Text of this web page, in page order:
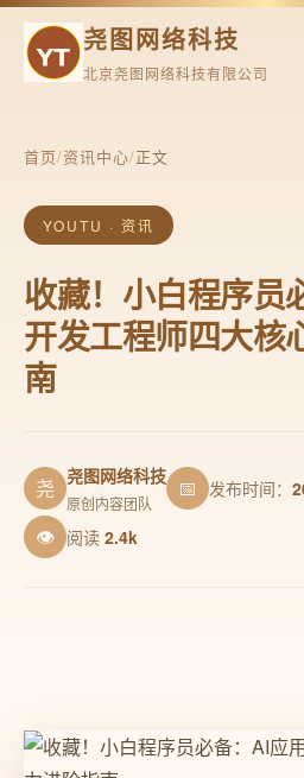
尧图网络科技
北京尧图网络科技有限公司
首页/资讯中心/正文
YOUTU · 资讯
收藏！小白程序员
开发工程师四大核
南
尧 尧图网络科技
原创内容团队
📅 发布时间：
👁 阅读 2.4k